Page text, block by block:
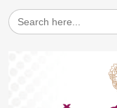
Search
for: